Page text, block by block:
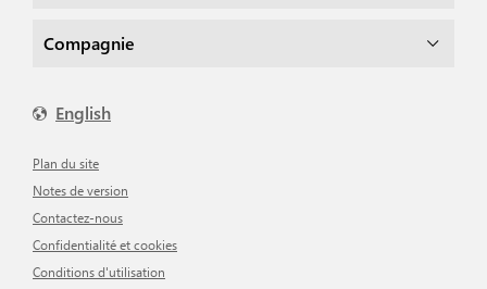
Compagnie
English
Plan du site
Notes de version
Contactez-nous
Confidentialité et cookies
Conditions d'utilisation